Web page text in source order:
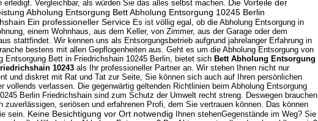
erledigt. Vergleichbar, als würden Sie das alles selbst machen. Die Vorteile der
Abholung Entsorgung Bett Abholung Entsorgung 10245 Berlin
Ein professioneller Service Es ist völlig egal, ob die Abholung Entsorgung in
einem Wohnhaus, aus dem Keller, von Zimmer, aus der Garage oder dem
stattfindet. Wir kennen uns als Entsorgungsbetrieb aufgrund jahrelanger Erfahrung in
bestens mit allen Gepflogenheiten aus. Geht es um die Abholung Entsorgung von
Entsorgung Bett in Friedrichshain 10245 Berlin, bietet sich Bett Abholung Entsorgung
10243 als Ihr professioneller Partner an. Wir stehen Ihnen nicht nur
und diskret mit Rat und Tat zur Seite, Sie können sich auch auf Ihren persönlichen
vollends verlassen. Die gegenwärtig geltenden Richtlinien beim Abholung Entsorgung
Berlin Friedrichshain sind zum Schutz der Umwelt recht streng. Deswegen brauchen
zuverlässigen, seriösen und erfahrenen Profi, dem Sie vertrauen können. Das können
sein. Keine Besichtigung vor Ort notwendig Ihnen stehenGegenstände im Weg? Sie